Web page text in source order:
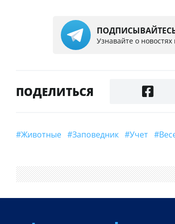
ПОДПИСЫВАЙТЕСЬ
Узнавайте о
ПОДЕЛИТЬСЯ
#Животные #Заповедник #учет